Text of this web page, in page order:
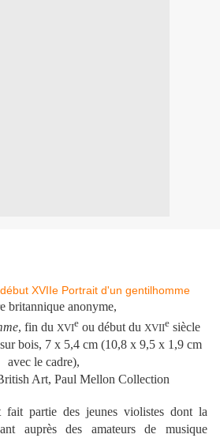
britannique anonyme,
, fin du XVIe ou début du XVIIe siècle
bois, 7 x 5,4 cm (10,8 x 9,5 x 1,9 cm
avec le cadre),
Art, Paul Mellon Collection
fait partie des jeunes violistes dont la
auprès des amateurs de musique